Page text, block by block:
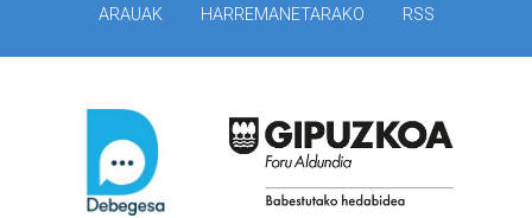
ARAUAK HARREMANETARAKO RSS